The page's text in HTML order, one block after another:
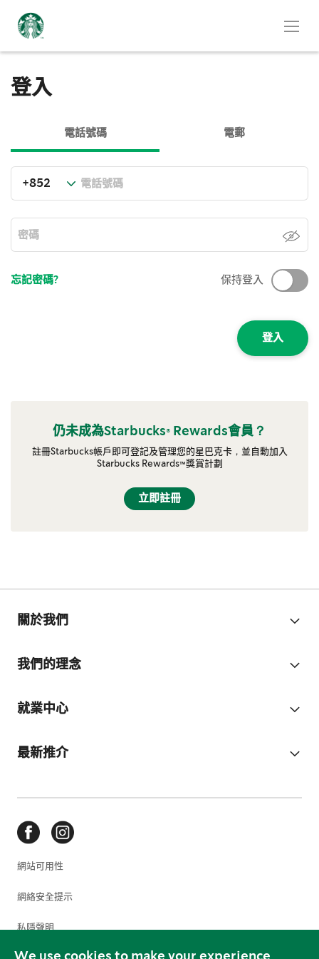
We use cookies to make your experience
登入
電話號碼 電郵
忘記密碼? 保持登入
登入
仍未成為Starbucks® Rewards會員？
註冊Starbucks帳戶即可登記及管理您的星巴克卡，並自動加入
Starbucks Rewards™獎賞計劃
立即註冊
關於我們
我們的理念
就業中心
最新推介
網站可用性
網絡安全提示
私隱聲明